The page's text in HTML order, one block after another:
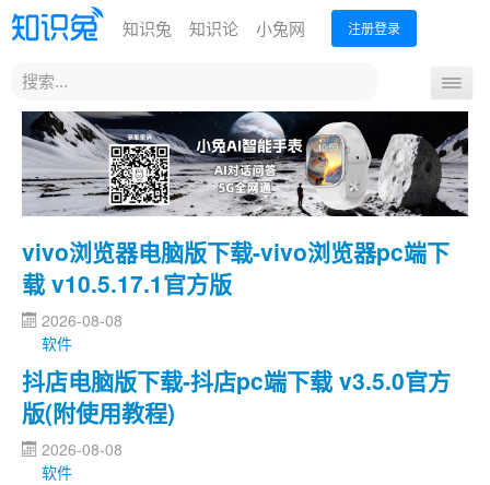
知识兔 知识论 小兔网 注册登录
站
内
索
导
航
开
关
首页
vivo浏览器电脑版下载-vivo浏览器pc端下
载 v10.5.17.1官方版
2026-08-08
软件
抖店电脑版下载-抖店pc端下载 v3.5.0官方
版(附使用教程)
2026-08-08
软件